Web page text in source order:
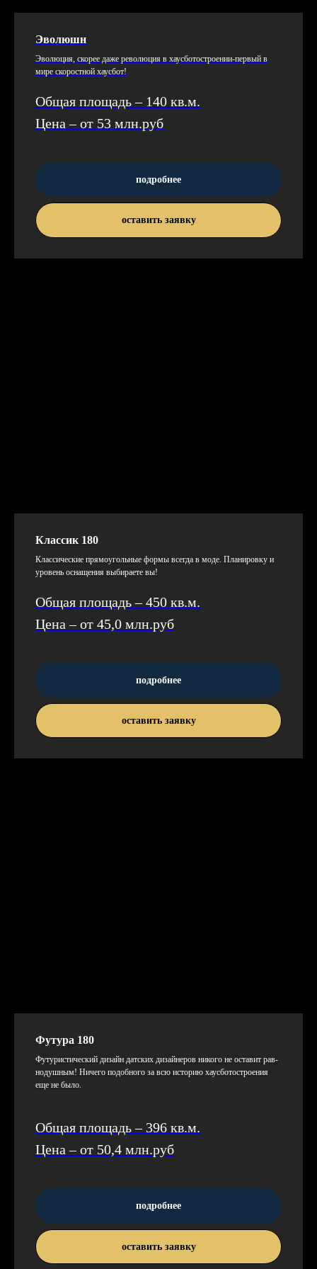
Эволюшн
Эво­люция, ско­рее да­же ре­волю­ция в ха­ус­бо­тос­тро­ении-пер­вый в
ми­ре ско­рос­тной ха­ус­бот!
Общая площадь – 140 кв.м.
Цена – от 53 млн.руб
подробнее
оставить заявку
Классик 180
Клас­си­чес­кие пря­мо­уголь­ные фор­мы всег­да в мо­де. Пла­ниров­ку и
уро­вень ос­на­щения вы­бира­ете вы!
Общая площадь – 450 кв.м.
Цена – от 45,0 млн.руб
подробнее
оставить заявку
Футура 180
Фу­турис­ти­чес­кий ди­зайн дат­ских ди­зай­не­ров ни­кого не ос­та­вит рав­
но­душ­ным! Ни­чего по­доб­но­го за всю ис­то­рию ха­ус­бо­тос­тро­ения
еще не бы­ло.
Общая площадь – 396 кв.м.
Цена – от 50,4 млн.руб
подробнее
оставить заявку